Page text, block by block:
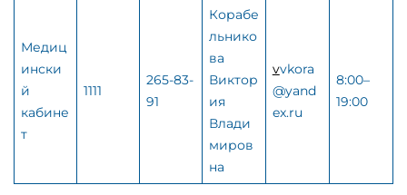
Медиц
ински
й
кабине
т
1111
265-83-
91
Корабе
льнико
ва
Виктор
ия
Влади
миров
на
vvkora
@yand
ex.ru
8:00–
19:00